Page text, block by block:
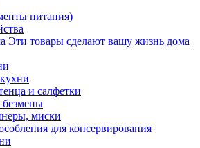
питания)
Эти товары сделают вашу жизнь дома
и салфетки
миски
для консервирования